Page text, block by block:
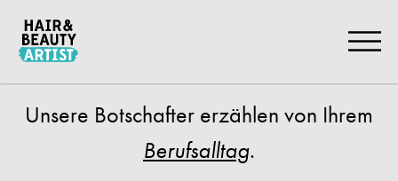
Artikel
Springen
Unsere Botschafter erzählen von Ihrem
Berufsalltag.